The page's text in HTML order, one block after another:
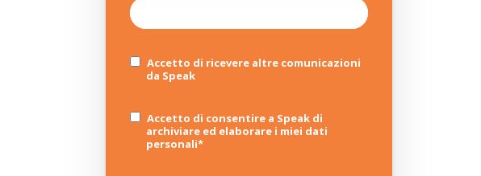
Accetto di ricevere altre comunicazioni
da Speak
Accetto di consentire a Speak di
archiviare ed elaborare i miei dati
personali*